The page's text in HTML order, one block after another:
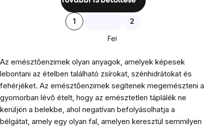
Lapozás
1 2
Fel
Az emésztőenzimek olyan anyagok, amelyek képesek
lebontani az ételben található zsírokat, szénhidrátokat és
fehérjéket. Az emésztőenzimek segítenek megemészteni a
gyomorban lévő ételt, hogy az emésztetlen táplálék ne
kerüljön a belekbe, ahol negatívan befolyásolhatja a
bélgátat, amely egy olyan fal, amelyen keresztül semmilyen